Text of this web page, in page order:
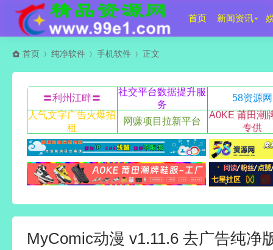
首页 新闻资讯
首页 纯净软件 手机软件 正文
〓利州江畔〓
社交平台数据提升服
务
58资源网
人气文字广告火爆招
租
网赚项目拉新平台
A0KE 莆田潮
专供
MyComic动漫 v1.11.6 去广告纯净